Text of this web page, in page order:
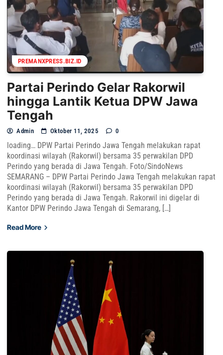
PREMANXPRESS.BIZ.ID
Partai Perindo Gelar Rakorwil
hingga Lantik Ketua DPW Jawa
Tengah
Admin Oktober 11, 2025 0
loading… DPW Partai Perindo Jawa Tengah melakukan rapat
koordinasi wilayah (Rakorwil) bersama 35 perwakilan DPD
Perindo yang berada di Jawa Tengah. Foto/SindoNews
SEMARANG – DPW Partai Perindo Jawa Tengah melakukan rapat
koordinasi wilayah (Rakorwil) bersama 35 perwakilan DPD
Perindo yang berada di Jawa Tengah. Rakorwil ini digelar di
Kantor DPW Perindo Jawa Tengah di Semarang, […]
Read More